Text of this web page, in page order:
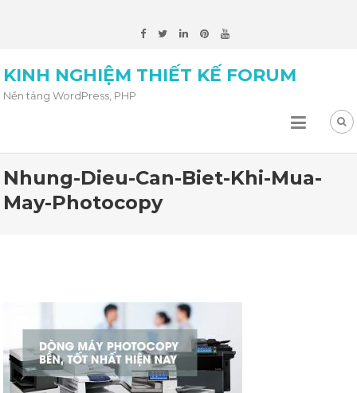
KINH NGHIỆM THIẾT KẾ FORUM
Nền tảng WordPress, PHP
Nhung-Dieu-Can-Biet-Khi-Mua-
May-Photocopy